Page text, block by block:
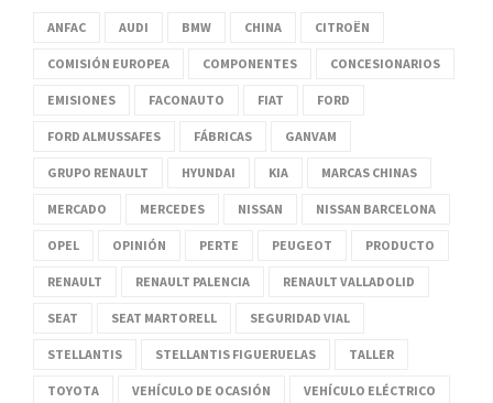
ANFAC AUDI BMW CHINA CITROËN
COMISIÓN EUROPEA COMPONENTES CONCESIONARIOS
EMISIONES FACONAUTO FIAT FORD
FORD ALMUSSAFES FÁBRICAS GANVAM
GRUPO RENAULT HYUNDAI KIA MARCAS CHINAS
MERCADO MERCEDES NISSAN NISSAN BARCELONA
OPEL OPINIÓN PERTE PEUGEOT PRODUCTO
RENAULT RENAULT PALENCIA RENAULT VALLADOLID
SEAT SEAT MARTORELL SEGURIDAD VIAL
STELLANTIS STELLANTIS FIGUERUELAS TALLER
TOYOTA VEHÍCULO DE OCASIÓN VEHÍCULO ELÉCTRICO